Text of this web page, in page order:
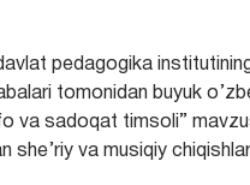
pedagogika
tomonidan buyuk
va sadoqat timsoli”
va musiqiy